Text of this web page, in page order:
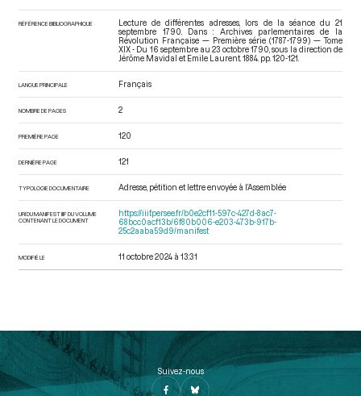
RÉFÉRENCE BIBLIOGRAPHIQUE
Lecture de différentes adresses, lors de la séance du 21
septembre 1790. Dans : Archives parlementaires de la
Révolution Française — Première série (1787-1799) — Tome
XIX - Du 16 septembre au 23 octobre 1790 , sous la direction de
Jérôme Mavidal et Emile Laurent. 1884. pp. 120-121.
LANGUE PRINCIPALE Français
NOMBRE DE PAGES 2
PREMIÈRE PAGE 120
DERNIÈRE PAGE 121
TYPOLOGIE DOCUMENTAIRE Adresse, pétition et lettre envoyée à l’Assemblée
URI DU MANIFEST IIIF DU VOLUME
CONTENANT LE DOCUMENT
https://iiif.persee.fr/b0e2cf11-597c-427d-8ac7-
68bcc0acf13b/6f80b006-e203-473b-917b-
25c2aaba59d9/manifest
MODIFIÉ LE 11 octobre 2024 à 13:31
Suivez-nous